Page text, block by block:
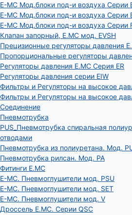
E-MC Мод.блоки под-и воздуха Серии
E-MC Мод.блоки под-и воздуха Серии
E-MC Мод.блоки под-и воздуха Серии
Клапан запорный, E.MC мод. EVSH
Прецизионные регуляторы давления
Пропорциональные регуляторы
Регуляторы давления E.MC Серия ER
Регуляторы давления серии EIW
Фильтры и Регуляторы на высокое
Фильтры и Регуляторы на высокое
Соединение
Пневмотрубка
PUS_Пневмотрубка спиральная
отводами
Пневмотрубка из полиуретана. Мод.
Пневмотрубка рилсан. Мод. PA
Фитинги E.MC
E-MC. Пневмоглушители мод. PSU
E-MC. Пневмоглушители мод. SET
E-MC. Пневмоглушители мод. V
Дроссель E.MC. Серии QSC